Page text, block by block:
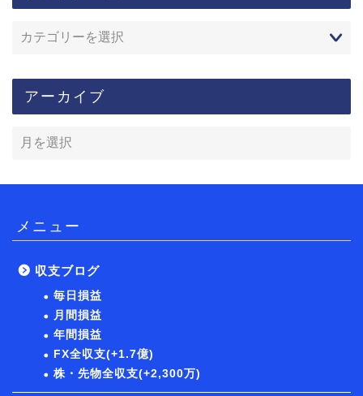
アーカイブ
メニュー
収支ブログ
毎日損益
月間損益
年間損益
FX全収支(+1.7億)
株・先物全収支(+2,300万)